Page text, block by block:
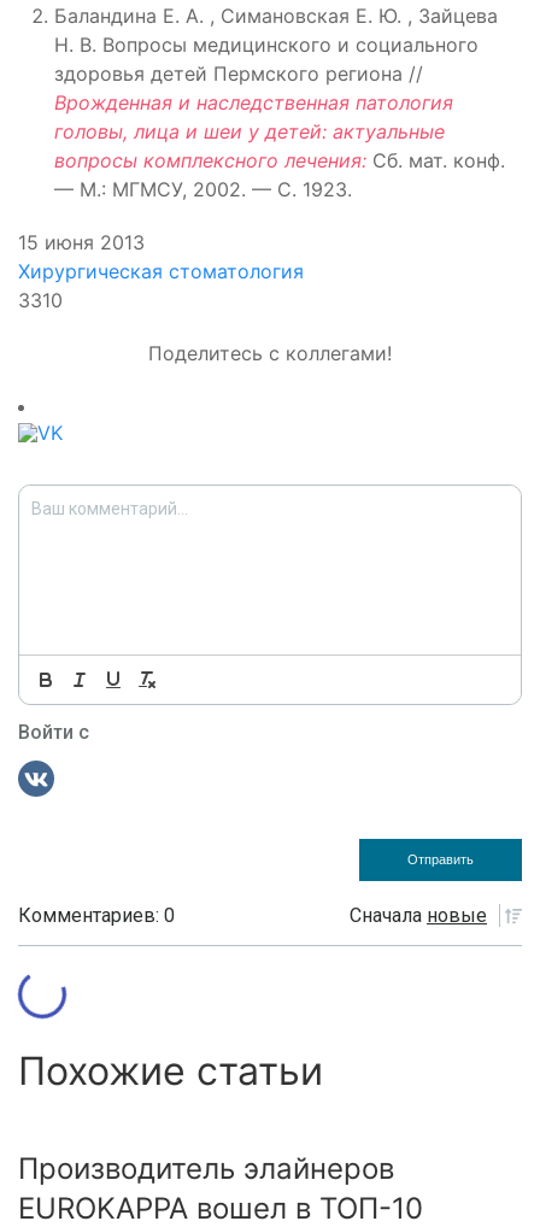
Баландина Е. А. , Симановская Е. Ю. , Зайцева
Н. В. Вопросы медицинского и социального
здоровья детей Пермского региона //
Врожденная и наследственная патология
головы, лица и шеи у детей: актуальные
вопросы комплексного лечения: Сб. мат. конф.
— М.: МГМСУ, 2002. — С. 1923.
15 июня 2013
Хирургическая стоматология
3310
Поделитесь с коллегами!
Войти с
Комментариев: 0 Сначала новые
Похожие статьи
Производитель элайнеров
EUROKAPPA вошел в ТОП-10